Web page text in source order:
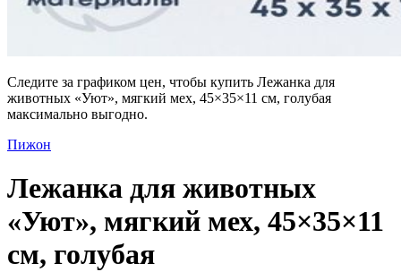
Следите за графиком цен, чтобы купить Лежанка для
животных «Уют», мягкий мех, 45×35×11 см, голубая
максимально выгодно.
Пижон
Лежанка для животных
«Уют», мягкий мех, 45×35×11
см, голубая